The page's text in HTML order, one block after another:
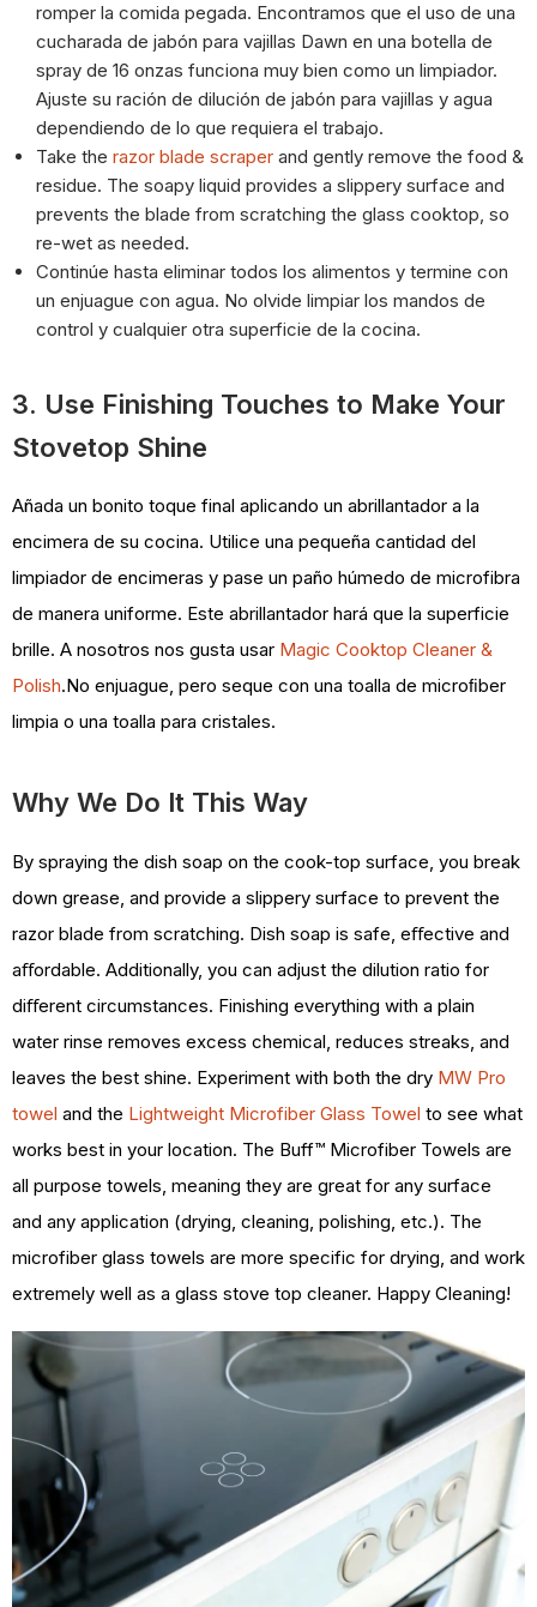
romper la comida pegada. Encontramos que el uso de una
cucharada de jabón para vajillas Dawn en una botella de
spray de 16 onzas funciona muy bien como un limpiador.
Ajuste su ración de dilución de jabón para vajillas y agua
dependiendo de lo que requiera el trabajo.
Take the razor blade scraper and gently remove the food &
residue. The soapy liquid provides a slippery surface and
prevents the blade from scratching the glass cooktop, so
re-wet as needed.
Continúe hasta eliminar todos los alimentos y termine con
un enjuague con agua. No olvide limpiar los mandos de
control y cualquier otra superficie de la cocina.
3. Use Finishing Touches to Make Your
Stovetop Shine
Añada un bonito toque final aplicando un abrillantador a la
encimera de su cocina. Utilice una pequeña cantidad del
limpiador de encimeras y pase un paño húmedo de microfibra
de manera uniforme. Este abrillantador hará que la superficie
brille. A nosotros nos gusta usar Magic Cooktop Cleaner &
Polish.No enjuague, pero seque con una toalla de microﬁber
limpia o una toalla para cristales.
Why We Do It This Way
By spraying the dish soap on the cook-top surface, you break
down grease, and provide a slippery surface to prevent the
razor blade from scratching. Dish soap is safe, eﬀective and
aﬀordable. Additionally, you can adjust the dilution ratio for
diﬀerent circumstances. Finishing everything with a plain
water rinse removes excess chemical, reduces streaks, and
leaves the best shine. Experiment with both the dry MW Pro
towel and the Lightweight Microfiber Glass Towel to see what
works best in your location. The Buff™ Microfiber Towels are
all purpose towels, meaning they are great for any surface
and any application (drying, cleaning, polishing, etc.). The
microfiber glass towels are more specific for drying, and work
extremely well as a glass stove top cleaner. Happy Cleaning!